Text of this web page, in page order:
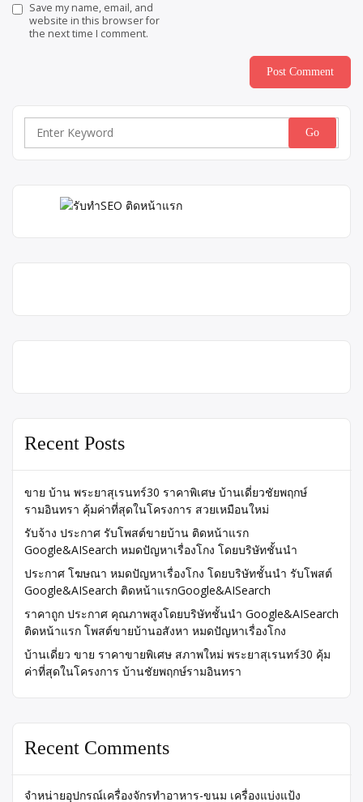
Save my name, email, and
website in this browser for
the next time I comment.
Search
Recent Posts
ขาย บ้าน พระยาสุเรนทร์30 ราคาพิเศษ บ้านเดี่ยวชัยพฤกษ์
รามอินทรา คุ้มค่าที่สุดในโครงการ สวยเหมือนใหม่
รับจ้าง ประกาศ รับโพสต์ขายบ้าน ติดหน้าแรก
Google&AISearch หมดปัญหาเรื่องโกง โดยบริษัทชั้นนำ
ประกาศ โฆษณา หมดปัญหาเรื่องโกง โดยบริษัทชั้นนำ รับโพสต์
Google&AISearch ติดหน้าแรกGoogle&AISearch
ราคาถูก ประกาศ คุณภาพสูงโดยบริษัทชั้นนำ Google&AISearch
ติดหน้าแรก โพสต์ขายบ้านอสังหา หมดปัญหาเรื่องโกง
บ้านเดี่ยว ขาย ราคาขายพิเศษ สภาพใหม่ พระยาสุเรนทร์30 คุ้ม
ค่าที่สุดในโครงการ บ้านชัยพฤกษ์รามอินทรา
Recent Comments
จำหน่ายอุปกรณ์เครื่องจักรทำอาหาร-ขนม เครื่องแบ่งแป้ง